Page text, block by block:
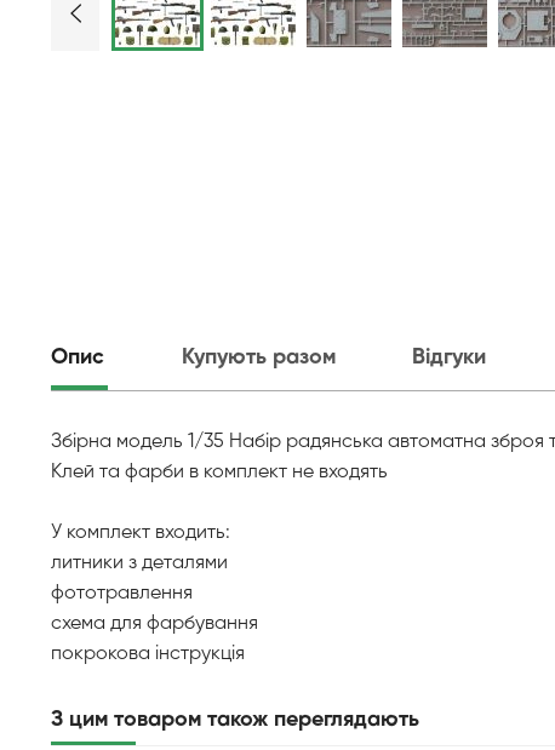
Опис Купують разом Відгуки
Збірна модель 1/35 Набір радянська автоматна зброя
Клей та фарби в комплект не входять
У комплект входить:
литники з деталями
фототравлення
схема для фарбування
покрокова інструкція
З цим товаром також переглядають